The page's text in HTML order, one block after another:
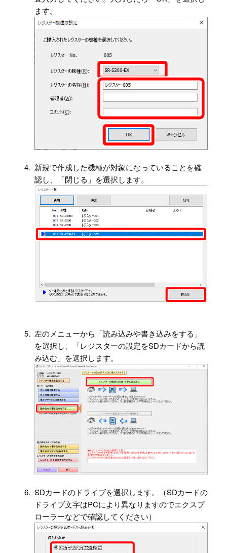
ます。
4. 新規で作成した機種が対象になっていることを確
認し、「閉じる」を選択します。
5. 左のメニューから「読み込みや書き込みをする」
を選択し、「レジスターの設定をSDカードから読
み込む」を選択します。
6. SDカードのドライブを選択します。（SDカードの
ドライブ文字はPCにより異なりますのでエクスプ
ローラーなどで確認してください）